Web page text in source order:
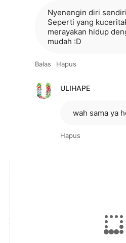
Nyenengin diri
Seperti yang
merayakan hidup
mudah :D
Balas Hapus
ULIHAPE
wah sama ya
Hapus